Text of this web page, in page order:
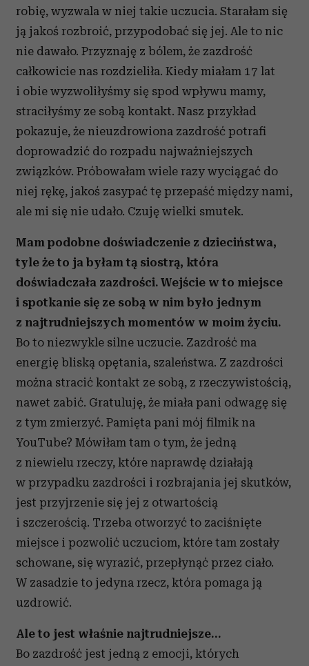
robię, wyzwala w niej takie uczucia. Starałam się
ją jakoś rozbroić, przypodobać się jej. Ale to nic
nie dawało. Przyznaję z bólem, że zazdrość
całkowicie nas rozdzieliła. Kiedy miałam 17 lat
i obie wyzwoliłyśmy się spod wpływu mamy,
straciłyśmy ze sobą kontakt. Nasz przykład
pokazuje, że nieuzdrowiona zazdrość potrafi
doprowadzić do rozpadu najważniejszych
związków. Próbowałam wiele razy wyciągać do
niej rękę, jakoś zasypać tę przepaść między nami,
ale mi się nie udało. Czuję wielki smutek.
Mam podobne doświadczenie z dzieciństwa,
tyle że to ja byłam tą siostrą, która
doświadczała zazdrości. Wejście w to miejsce
i spotkanie się ze sobą w nim było jednym
z najtrudniejszych momentów w moim życiu.
Bo to niezwykle silne uczucie. Zazdrość ma
energię bliską opętania, szaleństwa. Z zazdrości
można stracić kontakt ze sobą, z rzeczywistością,
nawet zabić. Gratuluję, że miała pani odwagę się
z tym zmierzyć. Pamięta pani mój filmik na
YouTube? Mówiłam tam o tym, że jedną
z niewielu rzeczy, które naprawdę działają
w przypadku zazdrości i rozbrajania jej skutków,
jest przyjrzenie się jej z otwartością
i szczerością. Trzeba otworzyć to zaciśnięte
miejsce i pozwolić uczuciom, które tam zostały
schowane, się wyrazić, przepłynąć przez ciało.
W zasadzie to jedyna rzecz, która pomaga ją
uzdrowić.
Ale to jest właśnie najtrudniejsze…
Bo zazdrość jest jedną z emocji, których